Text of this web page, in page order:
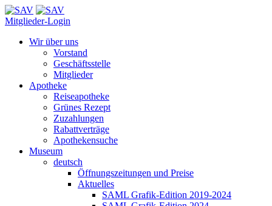
Mitglieder-Login
Wir über uns
Vorstand
Geschäftsstelle
Mitglieder
Apotheke
Reiseapotheke
Grünes Rezept
Zuzahlungen
Rabattverträge
Apothekensuche
Museum
deutsch
Öffnungszeitungen und Preise
Aktuelles
SAML Grafik-Edition 2019-2024